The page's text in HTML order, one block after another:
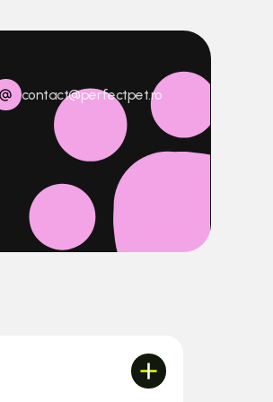
contact@perfectpet.ro